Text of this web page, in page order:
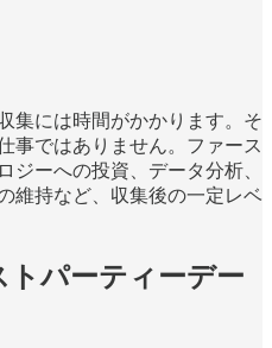
集には時間がかかります。そ
事ではありません。ファース
ジーへの投資、データ分析、
維持など、収集後の一定レベ
トパーティーデー